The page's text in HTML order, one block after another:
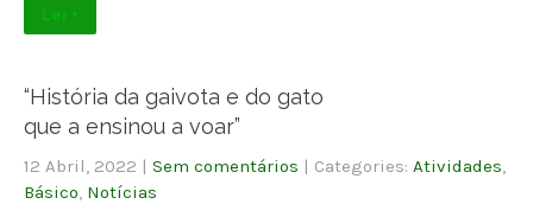
Ler +
“História da gaivota e do gato
que a ensinou a voar”
12 Abril, 2022 | Sem comentários | Categories: Atividades
Básico Notícias